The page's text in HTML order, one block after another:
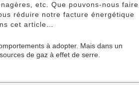
etc. Que pouvons-nous faire
réduire notre facture énergétique
cet article…
à adopter. Mais dans un
de gaz à effet de serre.